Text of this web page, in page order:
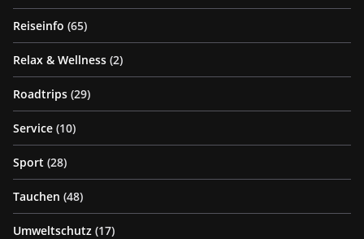
Reiseinfo (65)
Relax & Wellness (2)
Roadtrips (29)
Service (10)
Sport (28)
Tauchen (48)
Umweltschutz (17)